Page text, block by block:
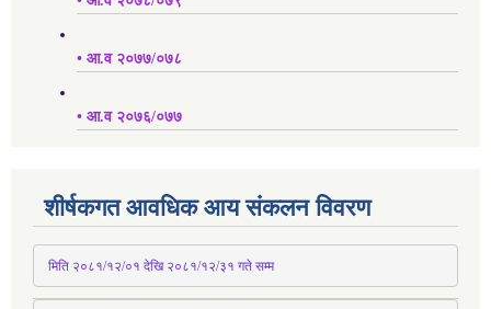
• आ.व २०७७/०७८
• आ.व २०७६/०७७
शीर्षकगत आवधिक आय संकलन विवरण
मिति २०८१/१२/०१ देखि २०८१/१२/३१ गते सम्म